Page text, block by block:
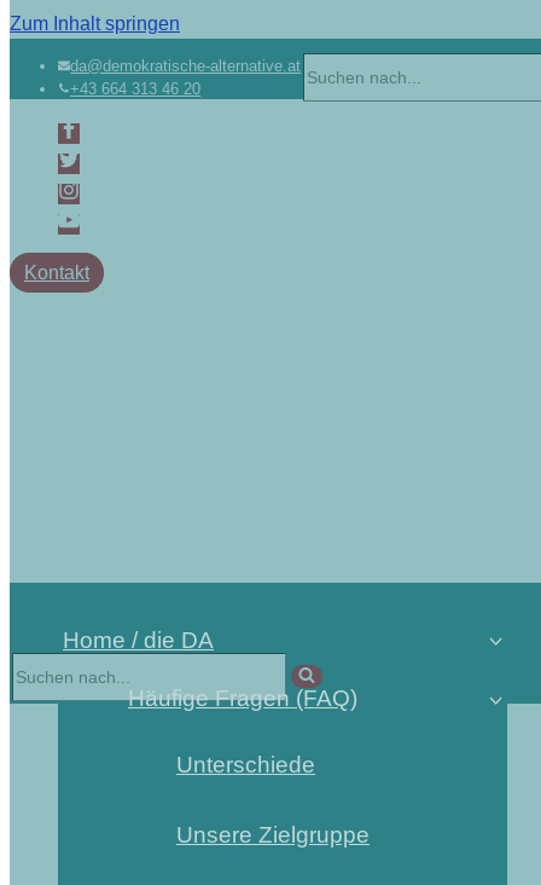
Zum Inhalt springen
da@demokratische-alternative.at
+43 664 313 46 20
Kontakt
Home / die DA
Häufige Fragen (FAQ)
Unterschiede
Unsere Zielgruppe